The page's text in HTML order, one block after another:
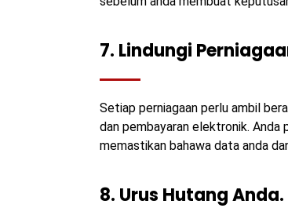
7. Lindungi
Setiap perniagaan perlu ambil
dan pembayaran elektronik. Anda
memastikan bahawa data anda
8. Urus Hutang Anda.